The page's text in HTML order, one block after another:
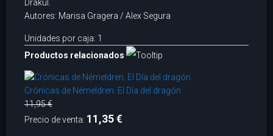
Drakul.
Autores: Marisa Gragera / Alex Segura
Unidades por caja: 1
Productos relacionados
Crónicas de Némeldren. El Día del dragón
11,95 €
Precio de venta: 11,35 €